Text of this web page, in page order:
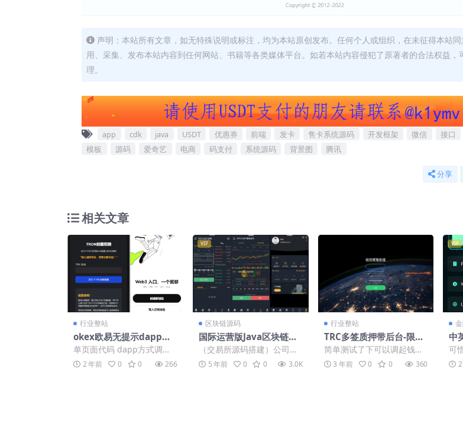
声明：本站所有文章，如无特殊说明或标注，均为本站原创发布。任何个人或组织，在未征得本站
用、采集、发布本站内容到任何网站、书籍等各类媒体平台。如若本站内容侵犯了原著者的合法权益，
理。
app cdk java USDT 优惠券 前端 发卡 售卡系统源码 开发框架 微信 接口
模板
源码 爱奇艺 电商 码支付 系统源码 背景图 腾讯
分享
相关文章
行业整站
okex欧易无提示dapp调
起欧易代码
单页面代码 dapp方式调起
欧易登录 PC和手机都实测正
常，不过不知道能干啥， ...
2 年前 0 0 266
VIP
区块链源码
国际运营版Java区块链交
易所源码下载币币+法币
+永续+期权+机器人
（交易所源码搭建）公司技
术QQ：34401713，最新版
源码 CoinExcha...
5 年前 0 0 3.0K
行业整站
TRC多签质押带后台-限制
TronLink钱包登录
简单测试了下可以调起钱包
授权 其他的不深入测试了
演示后台已删 会员免费下载
3 年前 0 0 360
VIP
中
pp
【
可
的
和